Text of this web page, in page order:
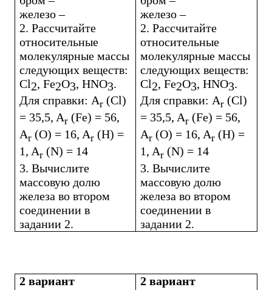
железо –
2. Рассчитайте
относительные
молекулярные массы
следующих веществ:
Cl2,Fe2O3,HNO3.
Для справки: Ar (Cl)
= 35,5, Ar (Fe) = 56,
Ar (O) = 16, Ar (H) =
1, Ar (N) = 14
3. Вычислите
массовую долю
железа во втором
соединении в
задании 2.
железо –
2. Рассчитайте
относительные
молекулярные массы
следующих веществ:
Cl2,Fe2O3,HNO3.
Для справки: Ar (Cl)
= 35,5, Ar (Fe) = 56,
Ar (O) = 16, Ar (H) =
1, Ar (N) = 14
3. Вычислите
массовую долю
железа во втором
соединении в
задании 2.
2 вариант
2 вариант